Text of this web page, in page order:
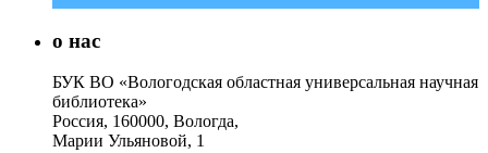
о нас
БУК ВО «Вологодская областная универсальная научная
библиотека»
Россия, 160000, Вологда,
Марии Ульяновой, 1